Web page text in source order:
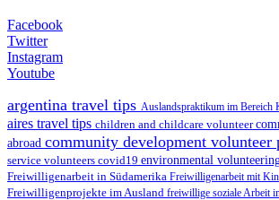
Facebook
Twitter
Instagram
Youtube
argentina travel tips Auslandspraktikum im Bereich
aires travel tips children and childcare volunteer
abroad community development volunteer
service volunteers covid19 environmental
Freiwilligenarbeit in Südamerika Freiwilligenarbeit mit
Freiwilligenprojekte im Ausland freiwillige soziale Arbeit